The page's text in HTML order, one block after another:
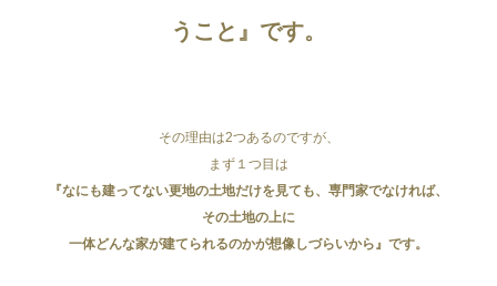
うこと』です。
その理由は2つあるのですが、
まず１つ目は
『なにも建ってない更地の土地だけを見ても、専門家でなければ、
その土地の上に
一体どんな家が建てられるのかが想像しづらいから』です。